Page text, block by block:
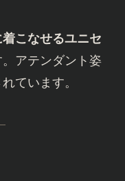
こなせるユニセ
アテンダント姿
ています。